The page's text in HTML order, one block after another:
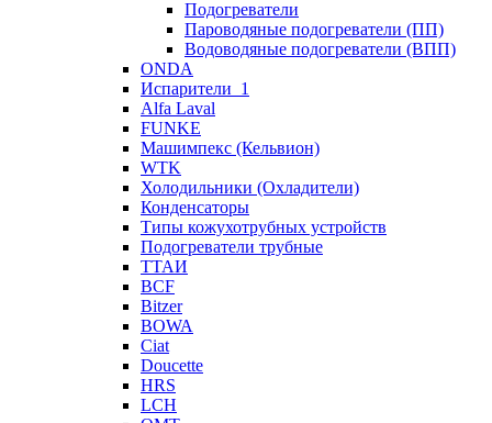
Подогреватели
Пароводяные подогреватели (ПП)
Водоводяные подогреватели (ВПП)
ONDA
Испарители_1
Alfa Laval
FUNKE
Машимпекс (Кельвион)
WTK
Холодильники (Охладители)
Конденсаторы
Типы кожухотрубных устройств
Подогреватели трубные
ТТАИ
BCF
Bitzer
BOWA
Ciat
Doucette
HRS
LCH